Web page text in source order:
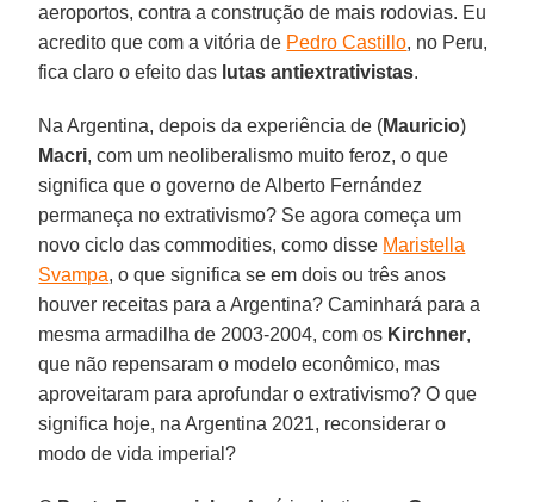
aeroportos, contra a construção de mais rodovias. Eu
acredito que com a vitória de Pedro Castillo, no Peru,
fica claro o efeito das lutas antiextrativistas.
Na Argentina, depois da experiência de (Mauricio)
Macri, com um neoliberalismo muito feroz, o que
significa que o governo de Alberto Fernández
permaneça no extrativismo? Se agora começa um
novo ciclo das commodities, como disse Maristella
Svampa, o que significa se em dois ou três anos
houver receitas para a Argentina? Caminhará para a
mesma armadilha de 2003-2004, com os Kirchner,
que não repensaram o modelo econômico, mas
aproveitaram para aprofundar o extrativismo? O que
significa hoje, na Argentina 2021, reconsiderar o
modo de vida imperial?